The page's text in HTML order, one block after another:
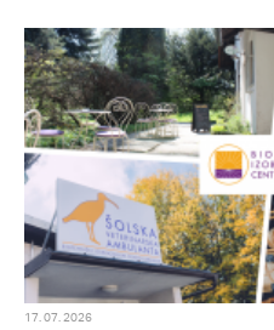
17. 07. 2026